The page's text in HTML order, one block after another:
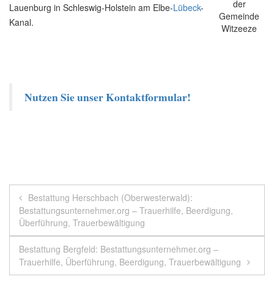
Lauenburg in Schleswig-Holstein am Elbe-Lübeck-
Kanal.
Nutzen Sie unser Kontaktformular!
Beitragsnavigation
Bestattung Herschbach (Oberwesterwald):
Bestattungsunternehmer.org – Trauerhilfe, Beerdigung,
Überführung, Trauerbewältigung
Bestattung Bergfeld: Bestattungsunternehmer.org –
Trauerhilfe, Überführung, Beerdigung, Trauerbewältigung